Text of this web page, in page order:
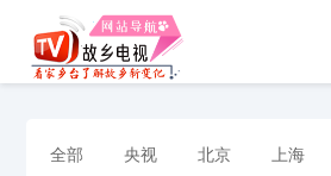
全部 央视 北京 上海